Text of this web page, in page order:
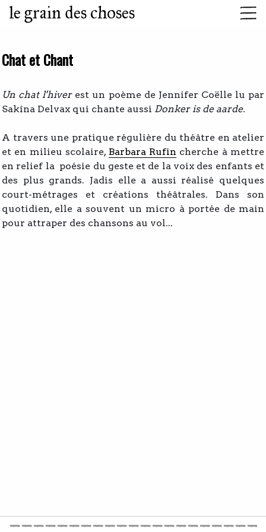
le grain des choses
Chat et Chant
Un chat l'hiver est un poème de Jennifer Coëlle lu par
Sakîna Delvax qui chante aussi Donker is de aarde.
A travers une pratique régulière du théâtre en atelier
et en milieu scolaire, Barbara Rufin cherche à mettre
en relief la poésie du geste et de la voix des enfants et
des plus grands. Jadis elle a aussi réalisé quelques
court-métrages et créations théâtrales. Dans son
quotidien, elle a souvent un micro à portée de main
pour attraper des chansons au vol...